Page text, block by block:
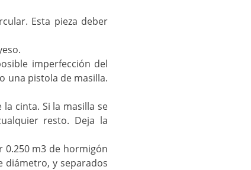
Esta pieza deber
imperfección del
una pistola de masilla.
cinta. Si la masilla se
resto. Deja la
m3 de hormigón
diámetro, y separados